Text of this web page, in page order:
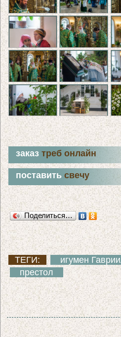
заказтреб онлайн
поставитьсвечу
Поделиться…
ТЕГИ: игумен
престол